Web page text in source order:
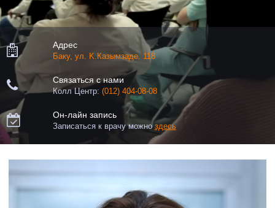
 Адрес
Баку, ул. K.Казымзаде. 118
 Связаться с нами
Колл Центр: (012) 404-08-08
 Он-лайн запись
Записаться к врачу можноздесь